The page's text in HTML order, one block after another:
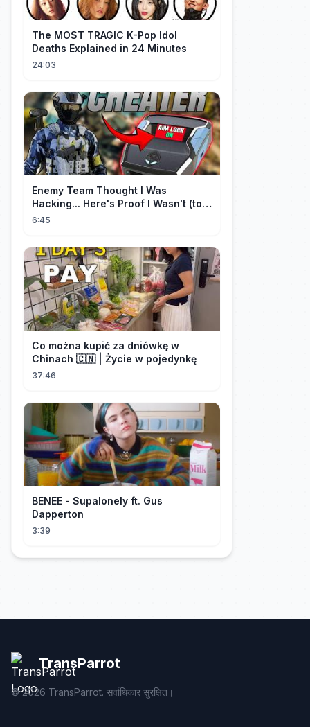
The MOST TRAGIC K-Pop Idol
Deaths Explained in 24 Minutes
24:03
Enemy Team Thought I Was
Hacking... Here's Proof I Wasn't (top
2 percent controller player)
6:45
Co można kupić za dniówkę w
Chinach 🇨🇳 | Życie w pojedynkę
37:46
BENEE - Supalonely ft. Gus
Dapperton
3:39
TransParrot
©2026 TransParrot. सर्वाधिकार सुरक्षित।